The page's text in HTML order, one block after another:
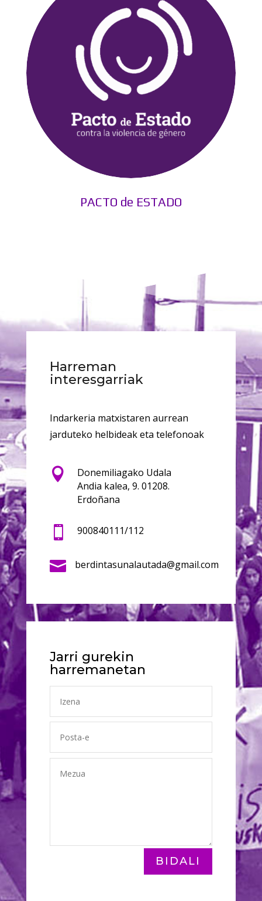
PACTO de ESTADO
Harreman
interesgarriak
Indarkeria matxistaren aurrean
jarduteko helbideak eta telefonoak

Donemiliagako Udala
Andia kalea, 9. 01208.
Erdoñana
 900840111/112
 berdintasunalautada@gmail.com
Jarri gurekin
harremanetan
BIDALI